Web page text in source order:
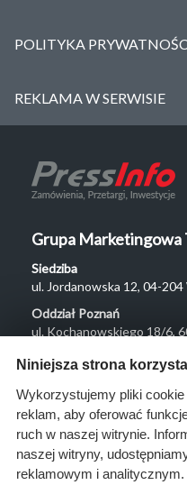
POLITYKA
REKLAMA W SERWISIE
Grupa Marketingowa
Siedziba
ul. Jordanowska 12, 04-204
Oddział Poznań
ul. Kochanowskiego 18/6,
Menu
O nas
Rozwiązania
Monitoring
przetargów
Niniejsza strona
Wykorzystujemy pliki
reklam, aby oferować
ruch w naszej witrynie.
naszej witryny,
reklamowym i